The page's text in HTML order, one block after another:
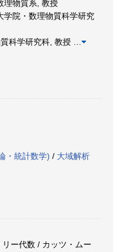
理物質系, 教授
学院・数理物質科学研究
科学研究科, 教授
・統計数学) / 大域解析
ー代数 / カッツ・ムー